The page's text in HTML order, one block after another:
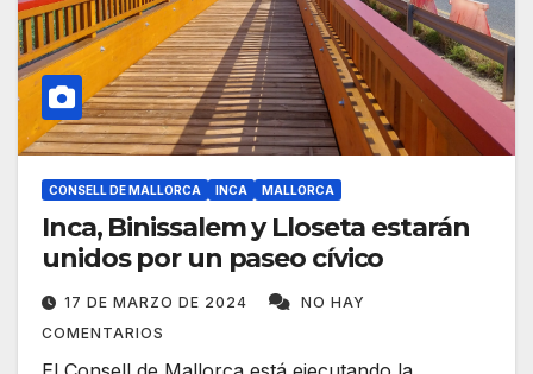
CONSELL DE MALLORCA INCA MALLORCA
Inca, Binissalem y Lloseta estarán
unidos por un paseo cívico
17 DE MARZO DE 2024
NO HAY
COMENTARIOS